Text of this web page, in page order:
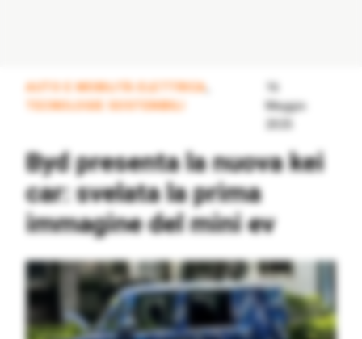
AUTO E MOBILITÀ ELETTRICA
TECNOLOGIE SOSTENIBILI
Maggio
Byd presenta la nuova kei
car: svelata la prima
immagine del mini ev